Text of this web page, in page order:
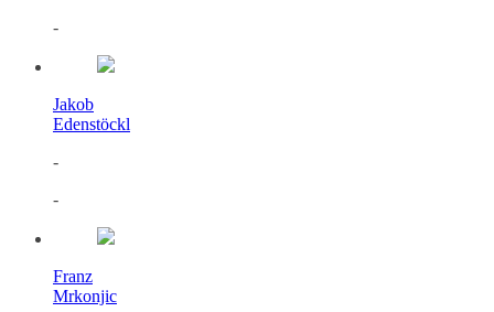
-
Jakob
Edenstöckl
-
-
Franz
Mrkonjic